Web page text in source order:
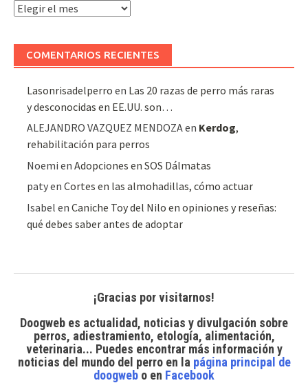
Archivo
artículos
COMENTARIOS RECIENTES
Lasonrisadelperro en Las 20 razas de perro más raras
y desconocidas en EE.UU. son…
ALEJANDRO VAZQUEZ MENDOZAen Kerdog,
rehabilitación para perros
Noemi enAdopciones en SOS Dálmatas
patyenCortes en las almohadillas, cómo actuar
Isabel enCaniche Toy del Nilo en opiniones y reseñas:
qué debes saber antes de adoptar
¡Gracias por visitarnos!
Doogweb es actualidad, noticias y divulgación sobre
perros, adiestramiento, etología, alimentación,
veterinaria... Puedes encontrar más información y
noticias del mundo del perroen la página principal de
doogweb o en Facebook